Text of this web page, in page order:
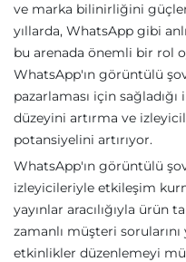
ve marka bilinirliğini
yıllarda, WhatsApp gibi
bu arenada önemli bir rol
WhatsApp'ın görüntülü
pazarlaması için
düzeyini artırma ve
potansiyelini artırıyor.
WhatsApp'ın görüntülü
izleyicileriyle etkileşim
yayınlar aracılığıyla ürün
zamanlı müşteri
etkinlikler düzenlemeyi